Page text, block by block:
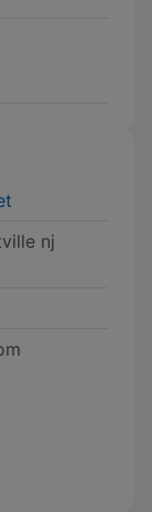
nj